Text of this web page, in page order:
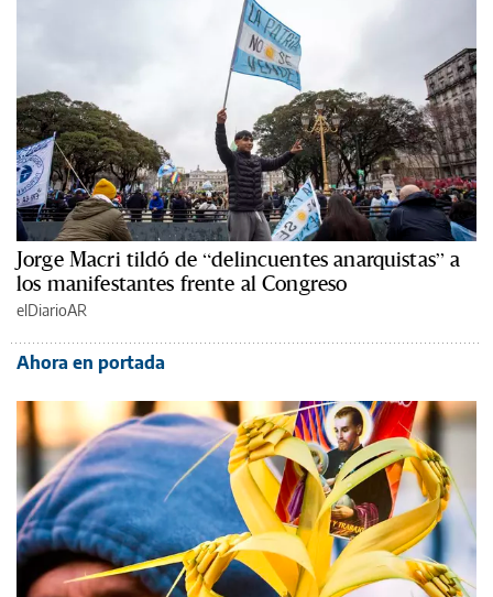
Jorge Macri tildó de “delincuentes anarquistas” a
los manifestantes frente al Congreso
elDiarioAR
Ahora en portada